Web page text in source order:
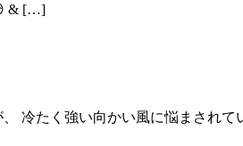
& […]
冷たく強い向かい風に悩まさ